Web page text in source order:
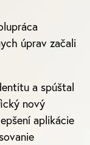
úprav začali
a spúštal
nový
aplikácie